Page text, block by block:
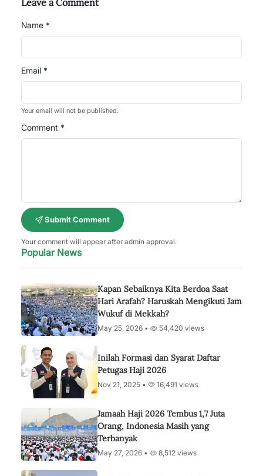
Leave a Comment
Name *
Email *
Your email will not be published.
Comment *
Submit Comment
Your comment will appear after admin approval.
Popular News
Kapan Sebaiknya Kita Berdoa Saat
Hari Arafah? Haruskah Mengikuti Jam
Wukuf di Mekkah?
May 25, 2026 • 54,420 views
Inilah Formasi dan Syarat Daftar
Petugas Haji 2026
Nov 21, 2025 • 16,491 views
Jamaah Haji 2026 Tembus 1,7 Juta
Orang, Indonesia Masih yang
Terbanyak
May 27, 2026 • 8,512 views